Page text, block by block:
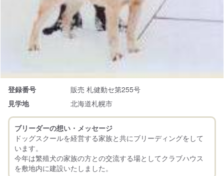
登録番号
販売 札健動セ第255号
見学地
北海道札幌市
ブリーダーの想い・メッセージ
ドッグスクールを経営する家族と共にブリーディングをして
います。
今年は繁殖犬の家族の方との交流する場としてクラブハウス